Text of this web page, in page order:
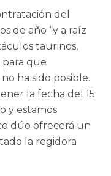
del
de año “y a raíz
taurinos,
que
ha sido posible.
la fecha del 15
y estamos
dúo ofrecerá un
la regidora